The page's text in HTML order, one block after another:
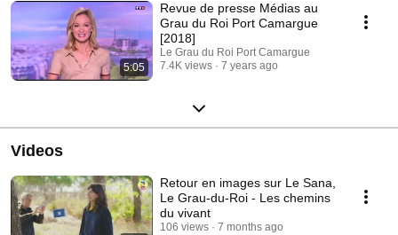
5:05
Revue de presse Médias au
Grau du Roi Port Camargue
[2018]
Le Grau du Roi Port Camargue
7.4K views
7 years ago
Videos
Retour en images sur Le Sana,
Le Grau-du-Roi - Les chemins
du vivant
106 views 7 months ago